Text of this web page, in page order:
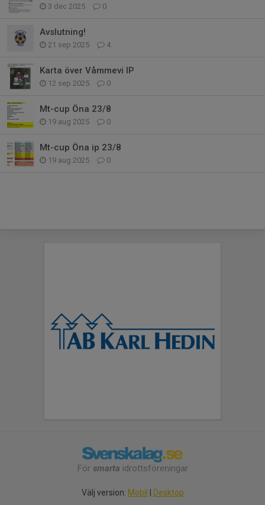
3 dec 2025 0
Avslutning!
21 sep 2025 4
Karta över Våmmevi IP
12 sep 2025 0
Mt-cup Öna 23/8
19 aug 2025 0
Mt-cup Öna ip 23/8
19 aug 2025 0
För smarta idrottsföreningar
Välj version: Mobil Desktop